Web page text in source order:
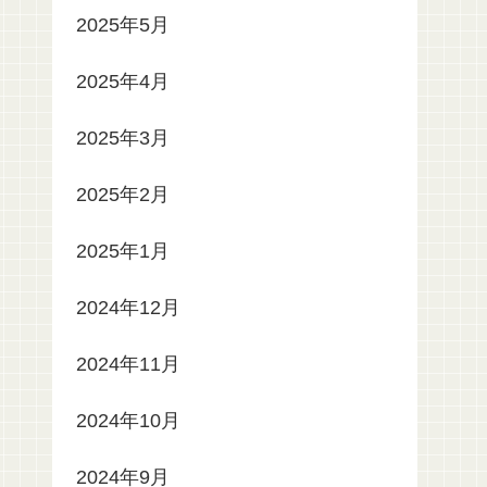
2025年5月
2025年4月
2025年3月
2025年2月
2025年1月
2024年12月
2024年11月
2024年10月
2024年9月